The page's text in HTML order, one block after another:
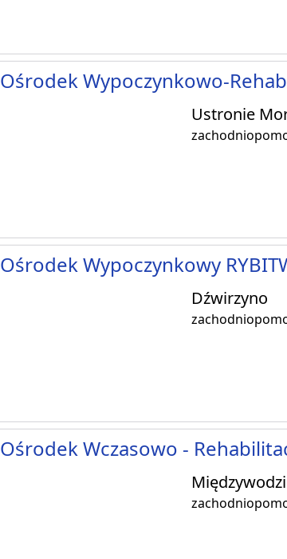
Ośrodek Wypoczynkowo-
Ustronie
Ośrodek Wypoczynkowy
Dźwirzyno
Ośrodek Wczasowo -